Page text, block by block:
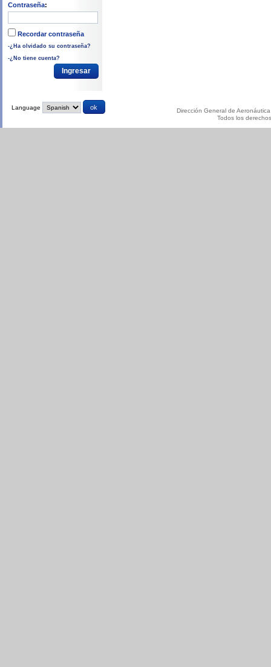
Contraseña:
Recordar contraseña
-¿Ha olvidado su contraseña?
-¿No tiene cuenta?
Language
Dirección General de
Todos los